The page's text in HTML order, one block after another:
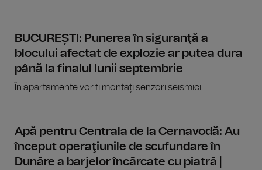
BUCUREȘTI: Punerea în siguranţă a
blocului afectat de explozie ar putea dura
până la finalul lunii septembrie
În apartamente vor fi montați senzori seismici.
Apă pentru Centrala de la Cernavodă: Au
început operaţiunile de scufundare în
Dunăre a barjelor încărcate cu piatră |